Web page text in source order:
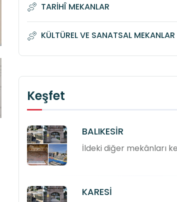
TARİHÎ MEKANLAR
KÜLTÜREL VE SANATSAL MEKANLAR
Keşfet
BALIKESİR
İldeki diğer mekânları
KARESİ